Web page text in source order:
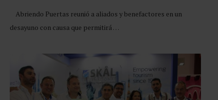
Abriendo Puertas reunió a aliados y benefactores en un
desayuno con causa que permitirá …